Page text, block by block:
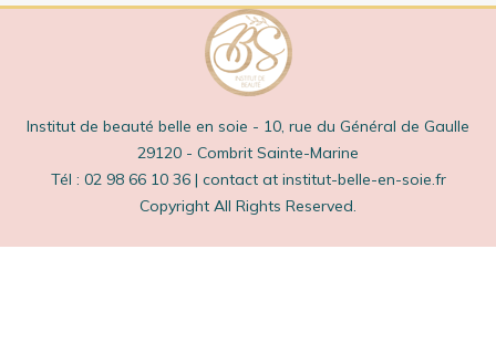
Institut de beauté belle en soie - 10, rue du Général de Gaulle
29120 - Combrit Sainte-Marine
Tél : 02 98 66 10 36 | contact at institut-belle-en-soie.fr
Copyright All Rights Reserved.